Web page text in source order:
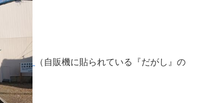
（自販機に貼られている『だがし』の